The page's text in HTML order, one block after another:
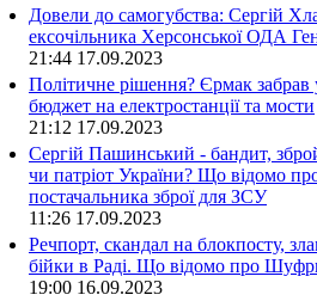
Довели до самогубства: Сергій
ексочільника Херсонської ОДА
21:44 17.09.2023
Політичне рішення? Єрмак забрав
бюджет на електростанції та мости
21:12 17.09.2023
Сергій Пашинський - бандит,
чи патріот України? Що відомо
постачальника зброї для ЗСУ
11:26 17.09.2023
Речпорт, скандал на блокпосту,
бійки в Раді. Що відомо про
19:00 16.09.2023